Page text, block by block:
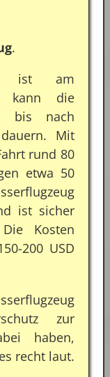
.
ist am
kann die
bis nach
Mit
rund 80
etwa 50
ist sicher
Kosten
200 USD
zur
haben,
recht laut.